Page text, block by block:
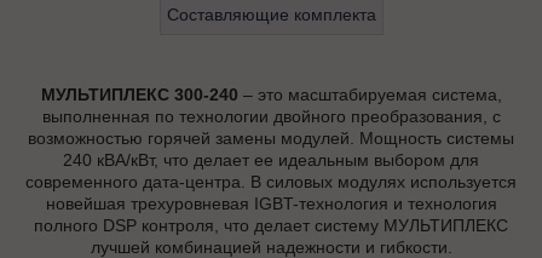
Составляющие комплекта
МУЛЬТИПЛЕКС 300-240 – это масштабируемая система,
выполненная по технологии двойного преобразования, с
возможностью горячей замены модулей. Мощность системы
240 кВА/кВт, что делает ее идеальным выбором для
современного дата-центра. В силовых модулях используется
новейшая трехуровневая IGBT-технология и технология
полного DSP контроля, что делает систему МУЛЬТИПЛЕКС
лучшей комбинацией надежности и гибкости.